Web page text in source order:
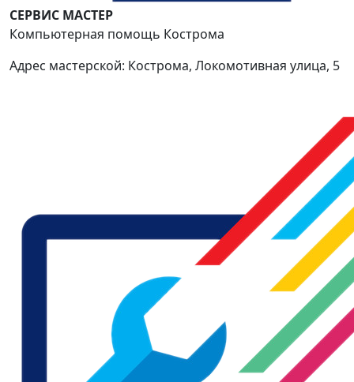
СЕРВИС МАСТЕР
Компьютерная помощь Кострома
Адрес мастерской: Кострома, Локомотивная улица, 5